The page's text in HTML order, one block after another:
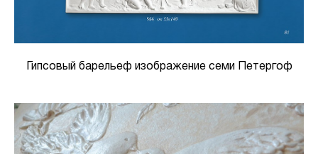
Гипсовый барельеф изображение семи Петергоф